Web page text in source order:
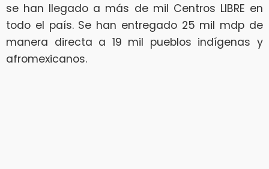
se han llegado a más de mil Centros LIBRE en
todo el país. Se han entregado 25 mil mdp de
manera directa a 19 mil pueblos indígenas y
afromexicanos.